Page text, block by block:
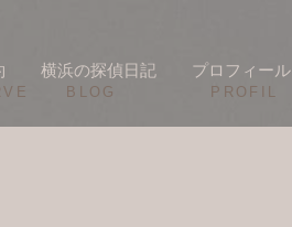
横浜の探偵日記 プロフィール
​PROFIL
BLOG